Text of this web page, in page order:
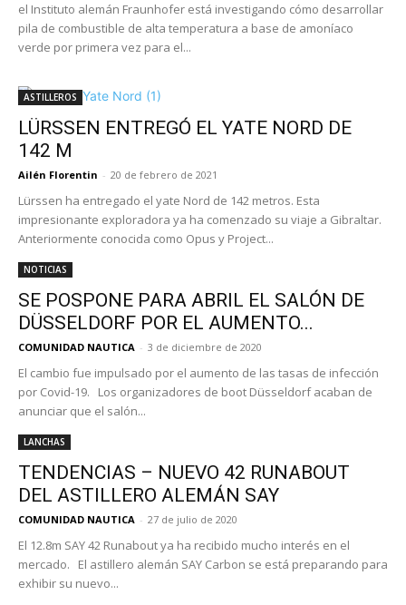
el Instituto alemán Fraunhofer está investigando cómo desarrollar
pila de combustible de alta temperatura a base de amoníaco
verde por primera vez para el...
ASTILLEROS
LÜRSSEN ENTREGÓ EL YATE NORD DE
142 M
Ailén Florentin - 20 de febrero de 2021
Lürssen ha entregado el yate Nord de 142 metros. Esta
impresionante exploradora ya ha comenzado su viaje a Gibraltar.
Anteriormente conocida como Opus y Project...
NOTICIAS
SE POSPONE PARA ABRIL EL SALÓN DE
DÜSSELDORF POR EL AUMENTO...
COMUNIDAD NAUTICA - 3 de diciembre de 2020
El cambio fue impulsado por el aumento de las tasas de infección
por Covid-19. Los organizadores de boot Düsseldorf acaban de
anunciar que el salón...
LANCHAS
TENDENCIAS – NUEVO 42 RUNABOUT
DEL ASTILLERO ALEMÁN SAY
COMUNIDAD NAUTICA - 27 de julio de 2020
El 12.8m SAY 42 Runabout ya ha recibido mucho interés en el
mercado. El astillero alemán SAY Carbon se está preparando para
exhibir su nuevo...